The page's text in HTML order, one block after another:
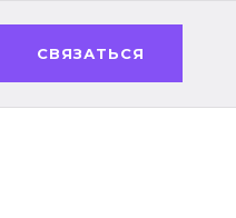
СВЯЗАТЬСЯ